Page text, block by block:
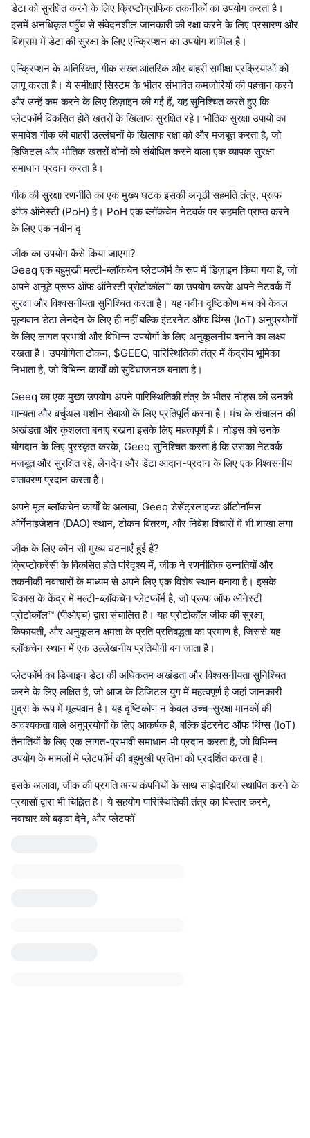
डेटा को सुरक्षित करने के लिए क्रिप्टोग्राफिक तकनीकों का उपयोग करता है।
इसमें अनधिकृत पहुँच से संवेदनशील जानकारी की रक्षा करने के लिए प्रसारण और
विश्राम में डेटा की सुरक्षा के लिए एन्क्रिप्शन का उपयोग शामिल है।
एन्क्रिप्शन के अतिरिक्त, गीक सख्त आंतरिक और बाहरी समीक्षा प्रक्रियाओं को
लागू करता है। ये समीक्षाएं सिस्टम के भीतर संभावित कमजोरियों की पहचान करने
और उन्हें कम करने के लिए डिज़ाइन की गई हैं, यह सुनिश्चित करते हुए कि
प्लेटफॉर्म विकसित होते खतरों के खिलाफ सुरक्षित रहे। भौतिक सुरक्षा उपायों का
समावेश गीक की बाहरी उल्लंघनों के खिलाफ रक्षा को और मजबूत करता है, जो
डिजिटल और भौतिक खतरों दोनों को संबोधित करने वाला एक व्यापक सुरक्षा
समाधान प्रदान करता है।
गीक की सुरक्षा रणनीति का एक मुख्य घटक इसकी अनूठी सहमति तंत्र, प्रूफ
ऑफ ऑनेस्टी (PoH) है। PoH एक ब्लॉकचेन नेटवर्क पर सहमति प्राप्त करने
के लिए एक नवीन दृ
जीक का उपयोग कैसे किया जाएगा?
Geeq एक बहुमुखी मल्टी-ब्लॉकचेन प्लेटफॉर्म के रूप में डिज़ाइन किया गया है, जो
अपने अनूठे प्रूफ ऑफ ऑनेस्टी प्रोटोकॉल™ का उपयोग करके अपने नेटवर्क में
सुरक्षा और विश्वसनीयता सुनिश्चित करता है। यह नवीन दृष्टिकोण मंच को केवल
मूल्यवान डेटा लेनदेन के लिए ही नहीं बल्कि इंटरनेट ऑफ थिंग्स (IoT) अनुप्रयोगों
के लिए लागत प्रभावी और विभिन्न उपयोगों के लिए अनुकूलनीय बनाने का लक्ष्य
रखता है। उपयोगिता टोकन, $GEEQ, पारिस्थितिकी तंत्र में केंद्रीय भूमिका
निभाता है, जो विभिन्न कार्यों को सुविधाजनक बनाता है।
Geeq का एक मुख्य उपयोग अपने पारिस्थितिकी तंत्र के भीतर नोड्स को उनकी
मान्यता और वर्चुअल मशीन सेवाओं के लिए प्रतिपूर्ति करना है। मंच के संचालन की
अखंडता और कुशलता बनाए रखना इसके लिए महत्वपूर्ण है। नोड्स को उनके
योगदान के लिए पुरस्कृत करके, Geeq सुनिश्चित करता है कि उसका नेटवर्क
मजबूत और सुरक्षित रहे, लेनदेन और डेटा आदान-प्रदान के लिए एक विश्वसनीय
वातावरण प्रदान करता है।
अपने मूल ब्लॉकचेन कार्यों के अलावा, Geeq डेसेंट्रलाइज्ड ऑटोनॉमस
ऑर्गेनाइजेशन (DAO) स्थान, टोकन वितरण, और निवेश विचारों में भी शाखा लगा
जीक के लिए कौन सी मुख्य घटनाएँ हुई हैं?
क्रिप्टोकरेंसी के विकसित होते परिदृश्य में, जीक ने रणनीतिक उन्नतियों और
तकनीकी नवाचारों के माध्यम से अपने लिए एक विशेष स्थान बनाया है। इसके
विकास के केंद्र में मल्टी-ब्लॉकचेन प्लेटफॉर्म है, जो प्रूफ ऑफ ऑनेस्टी
प्रोटोकॉल™ (पीओएच) द्वारा संचालित है। यह प्रोटोकॉल जीक की सुरक्षा,
किफायती, और अनुकूलन क्षमता के प्रति प्रतिबद्धता का प्रमाण है, जिससे यह
ब्लॉकचेन स्थान में एक उल्लेखनीय प्रतियोगी बन जाता है।
प्लेटफॉर्म का डिजाइन डेटा की अधिकतम अखंडता और विश्वसनीयता सुनिश्चित
करने के लिए लक्षित है, जो आज के डिजिटल युग में महत्वपूर्ण है जहां जानकारी
मुद्रा के रूप में मूल्यवान है। यह दृष्टिकोण न केवल उच्च-सुरक्षा मानकों की
आवश्यकता वाले अनुप्रयोगों के लिए आकर्षक है, बल्कि इंटरनेट ऑफ थिंग्स (IoT)
तैनातियों के लिए एक लागत-प्रभावी समाधान भी प्रदान करता है, जो विभिन्न
उपयोग के मामलों में प्लेटफॉर्म की बहुमुखी प्रतिभा को प्रदर्शित करता है।
इसके अलावा, जीक की प्रगति अन्य कंपनियों के साथ साझेदारियां स्थापित करने के
प्रयासों द्वारा भी चिह्नित है। ये सहयोग पारिस्थितिकी तंत्र का विस्तार करने,
नवाचार को बढ़ावा देने, और प्लेटफॉ